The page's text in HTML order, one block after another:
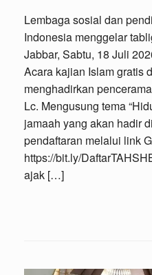
Lembaga sosial dan
Indonesia menggelar
Jabbar, Sabtu, 18 Juli
Acara kajian Islam gratis
menghadirkan
Lc. Mengusung tema
jamaah yang akan hadir
pendaftaran melalui link
https://bit.ly/
ajak […]